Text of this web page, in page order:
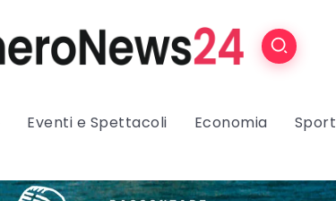
Eventi e Spettacoli Economia Sport